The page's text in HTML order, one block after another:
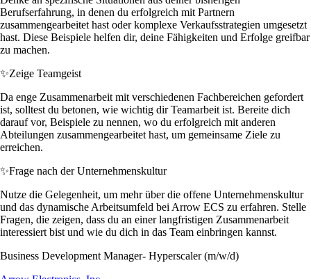
Berufserfahrung, in denen du erfolgreich mit Partnern
zusammengearbeitet hast oder komplexe Verkaufsstrategien umgesetzt
hast. Diese Beispiele helfen dir, deine Fähigkeiten und Erfolge greifbar
zu machen.
✨Zeige Teamgeist
Da enge Zusammenarbeit mit verschiedenen Fachbereichen gefordert
ist, solltest du betonen, wie wichtig dir Teamarbeit ist. Bereite dich
darauf vor, Beispiele zu nennen, wo du erfolgreich mit anderen
Abteilungen zusammengearbeitet hast, um gemeinsame Ziele zu
erreichen.
✨Frage nach der Unternehmenskultur
Nutze die Gelegenheit, um mehr über die offene Unternehmenskultur
und das dynamische Arbeitsumfeld bei Arrow ECS zu erfahren. Stelle
Fragen, die zeigen, dass du an einer langfristigen Zusammenarbeit
interessiert bist und wie du dich in das Team einbringen kannst.
Business Development Manager- Hyperscaler (m/w/d)